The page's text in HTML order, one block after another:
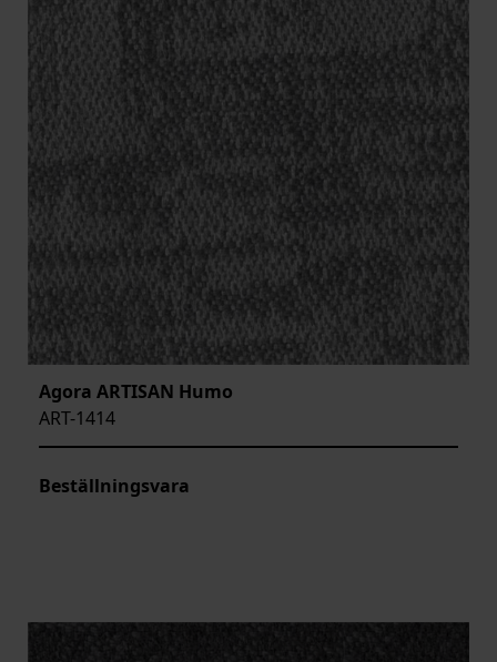
Agora ARTISAN Humo
ART-1414
Beställningsvara